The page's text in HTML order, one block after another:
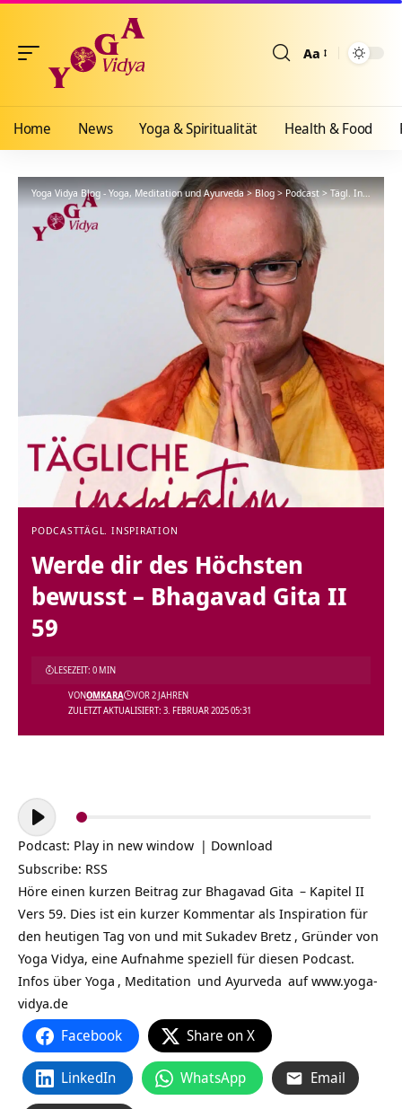
Aa
Home News Yoga & Spiritualität Health & Food
Yoga Vidya Blog - Yoga, Meditation und Ayurveda>Blog>Podcast>Tägl. Inspiration
PODCASTTÄGL. INSPIRATION
Werde dir des Höchsten
bewusst – Bhagavad Gita II
59
ZULETZT AKTUALISIERT: 3. FEBRUAR 2025 05:31
VONOMKARA VOR 2 JAHREN
LESEZEIT: 0 MIN
Audio-
Player
Podcast: Play in new window | Download
Subscribe: RSS
Höre einen kurzen Beitrag zur Bhagavad Gita – Kapitel II
Vers 59. Dies ist ein kurzer Kommentar als Inspiration für
den heutigen Tag von und mit Sukadev Bretz , Gründer von
Yoga Vidya, eine Aufnahme speziell für diesen Podcast.
Infos über Yoga , Meditation und Ayurveda aufwww.yoga-
vidya.de
Facebook Share on X
LinkedIn WhatsApp Email